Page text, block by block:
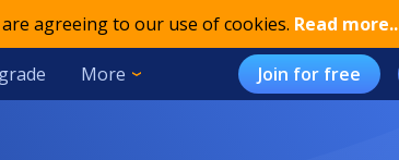
agreeing to our use of cookies. Read more..
More Join for free